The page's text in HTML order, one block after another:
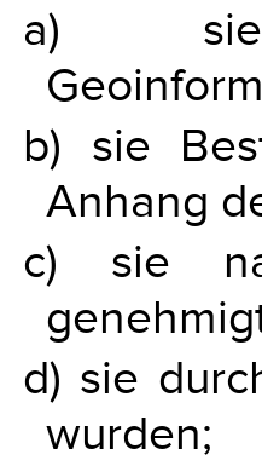
a) sie
b) sie
Anhang
c) sie
d) sie
wurden;